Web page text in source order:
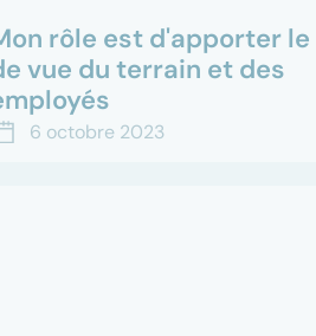
rôle est d'apporter
vue du terrain et des
cette interview, Manon Hobi, une
6 octobre 2023